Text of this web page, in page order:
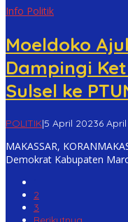
Info Politik
Moeldoko
Dampingi
Sulsel ke
POLITIK|5 April 20236
MAKASSAR,
Demokrat Kabupaten
2
3